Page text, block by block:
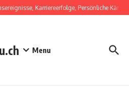
Karriereerfolge, Persönliche Kämpfe
Menu